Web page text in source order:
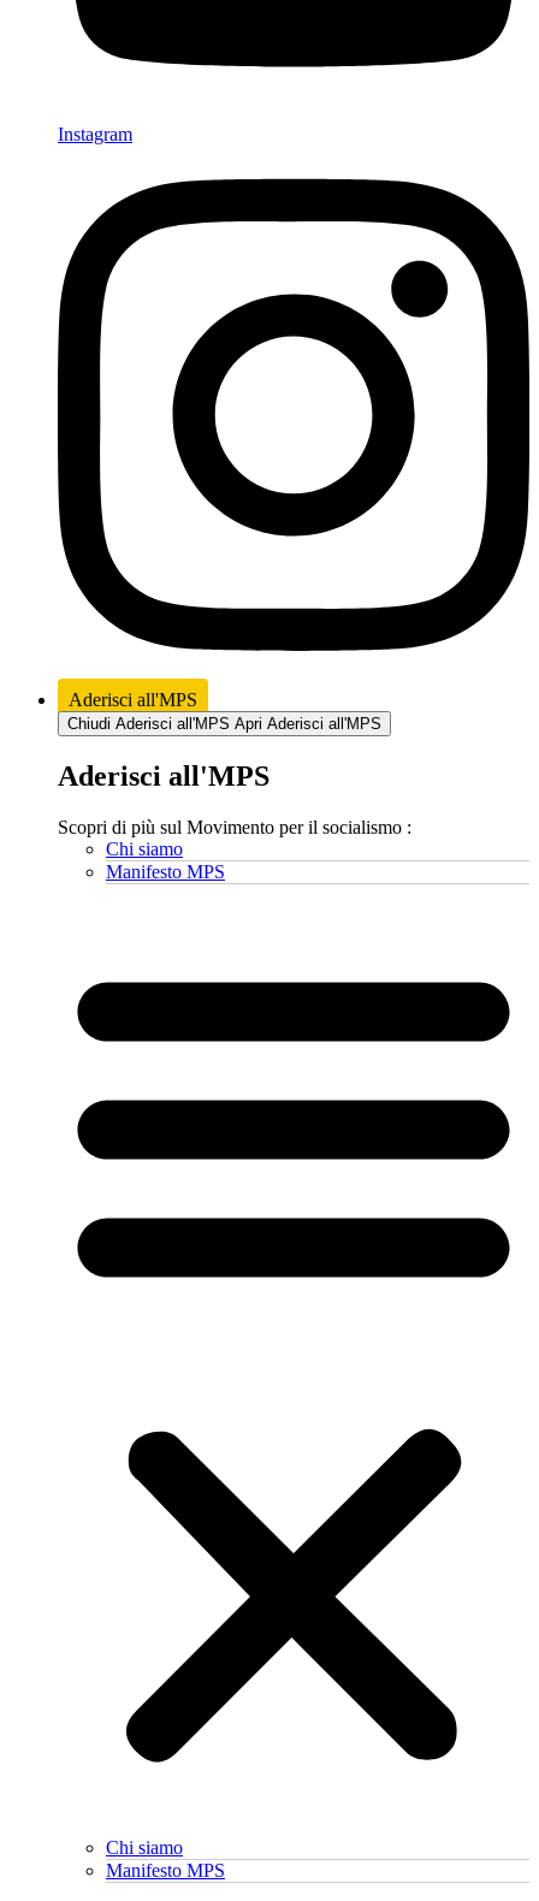
Instagram
Aderisci all'MPS
Chiudi Aderisci all'MPS Apri Aderisci all'MPS
Aderisci all'MPS
Scopri di più sul Movimento per il socialismo :
Chi siamo
Manifesto MPS
Chi siamo
Manifesto MPS